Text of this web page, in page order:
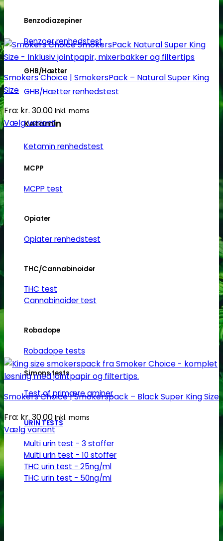
Benzodiazepiner
Benzoer renhedstest
GHB/Hætter
GHB/Hætter renhedstest
Ketamin
Ketamin renhedstest
MCPP
MCPP test
Opiater
Opiater renhedstest
THC/Cannabinoider
THC test
Cannabinoider test
Robadope
Robadope tests
Simons tests
Test af primære aminer
URIN TESTS
Multi urin test - 3 stoffer
Multi urin test - 10 stoffer
THC urin test - 25ng/ml
THC urin test - 50ng/ml
Smokers Choice | SmokersPack – Natural Super King
Size
Fra: kr. 30.00 Inkl. moms
Vælg variant
vare
varianter.
Mulighederne
kan
vælges
varesiden
Smokers Choice | Smokerspack – Black Super King Size
Fra: kr. 30.00 Inkl. moms
Vælg variant
Dette
har
flere
varianter.
vælges